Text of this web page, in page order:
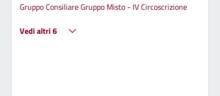
Gruppo Consiliare Gruppo Misto - IV Circoscrizione
Vedi altri 6